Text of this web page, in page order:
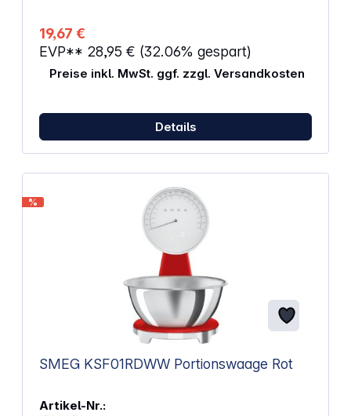
19,67 €
EVP** 28,95 € (32.06% gespart)
Preise inkl. MwSt. ggf. zzgl. Versandkosten
Details
%
SMEG KSF01RDWW Portionswaage Rot
Artikel-Nr.: